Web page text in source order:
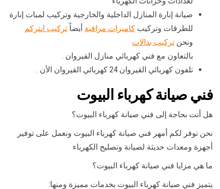
صيانة إنارة المنازل الداخلية والخارجية وتركيب لمبات إنارة
للطرقات وتركيب كاميرات مراقبة أيضاً تركيب انتركم
ونحن تركيب بدالات
بالتعاون مع فني كهربائي منازل القيروان .
تلفون كهربائي القيروان 24 كهربائي القيروان الأن .
فني صيانة كهرباء البيوت
هل أنت بحاجة إلى فني صيانة كهرباء البيوت؟
نحن نوفر لكم أمهر فني صيانة كهرباء البيوت ونعمل على توفير
أجهزة ومعدات حديثة لصيانة وتصليح الكهرباء
ما هي مزايا فني صيانة كهرباء البيوت؟
يتميز فني صيانة كهرباء البيوت بخدمات مميزة ومنها: